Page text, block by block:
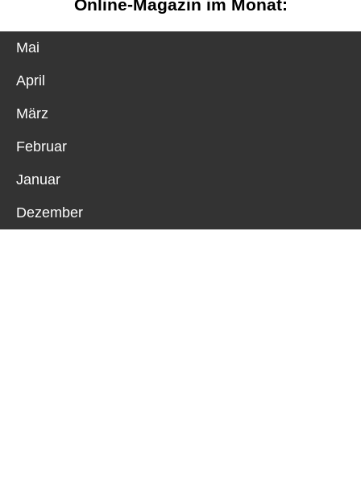
Online-Magazin im Monat:
Mai
April
März
Februar
Januar
Dezember